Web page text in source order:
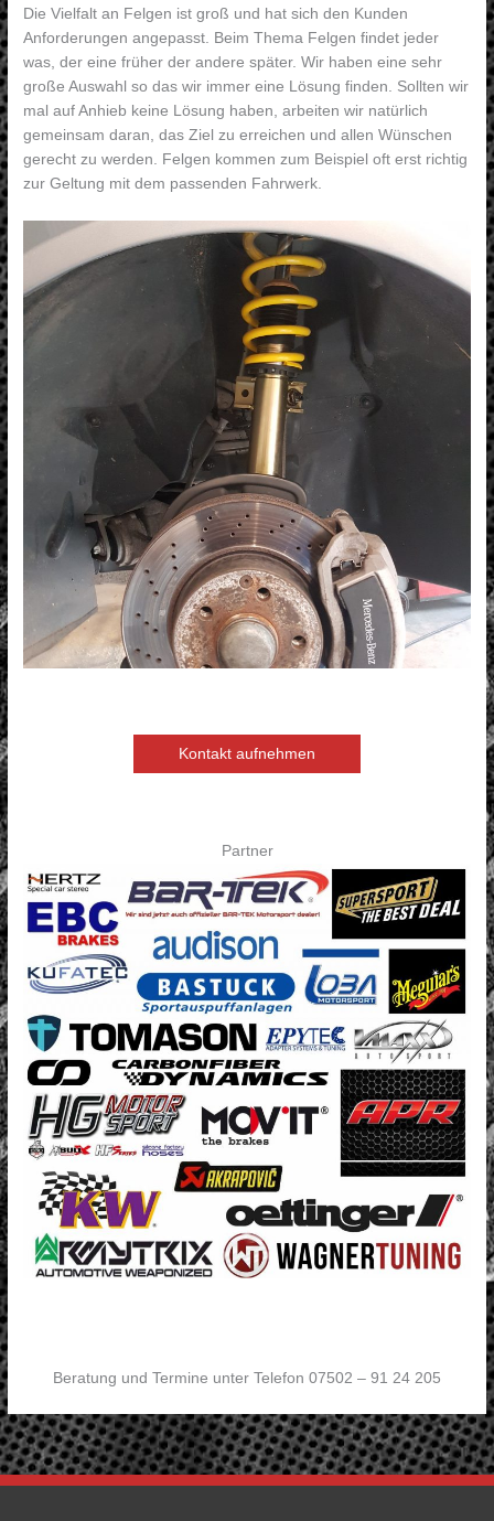
Die Vielfalt an Felgen ist groß und hat sich den Kunden
Anforderungen angepasst. Beim Thema Felgen findet jeder
was, der eine früher der andere später. Wir haben eine sehr
große Auswahl so das wir immer eine Lösung finden. Sollten wir
mal auf Anhieb keine Lösung haben, arbeiten wir natürlich
gemeinsam daran, das Ziel zu erreichen und allen Wünschen
gerecht zu werden. Felgen kommen zum Beispiel oft erst richtig
zur Geltung mit dem passenden Fahrwerk.
Kontakt aufnehmen
Partner
Beratung und Termine unter Telefon 07502 – 91 24 205